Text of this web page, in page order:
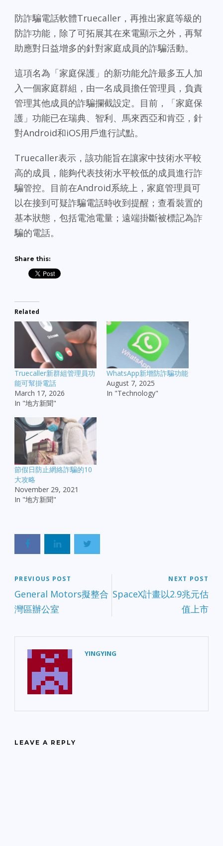
防詐騙電話軟體Truecaller，再推出家庭等級的
防詐功能，除了可拓展其在來電顯示之外，再幫
助應對日益增多的針對家庭成員的詐騙活動。
這項名為「家庭保護」的新功能允許最多五人加
入一個家庭群組，由一名成員擔任管理員，負責
管理其他成員的詐騙攔截設定。目前，「家庭保
護」功能已在瑞典、智利、馬來西亞和肯亞，針
對Android和iOS用戶進行試點。
Truecaller表示，該功能旨在讓家中技術水平較
高的成員，能夠代表技術水平較低的成員進行詐
騙管控。目前在Android系統上，家庭管理員可
以在接到可疑詐騙電話時收到提醒；查看裝置的
基本狀態，包括電池電量；遠端掛斷被標記為詐
騙的電話。
Share this:
Related
Truecaller新群組管理員功
能可幫掛電話
March 17, 2026
In "地方新聞"
WhatsApp新增防詐騙功能
August 7, 2025
In "Technology"
節假日防止網絡詐騙的10
大攻略
November 29, 2021
In "地方新聞"
PREVIOUS POST
General Motors擬整合
灣區辦公室
NEXT POST
SpaceX計畫以2.9兆元估
值上市
YINGYING
LEAVE A REPLY